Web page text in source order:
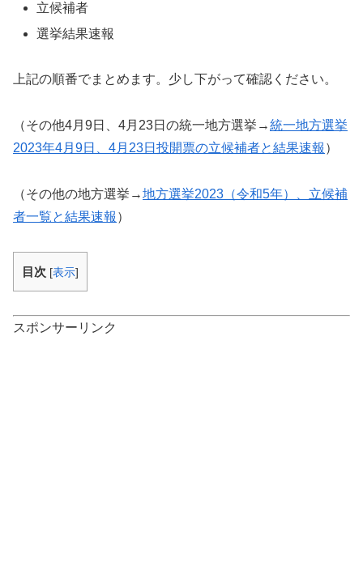
立候補者
選挙結果速報
上記の順番でまとめます。少し下がって確認ください。
（その他4月9日、4月23日の統一地方選挙→統一地方選挙
2023年4月9日、4月23日投開票の立候補者と結果速報 ）
（その他の地方選挙→地方選挙2023（令和5年）、立候補
者一覧と結果速報 ）
目次 [表示]
スポンサーリンク